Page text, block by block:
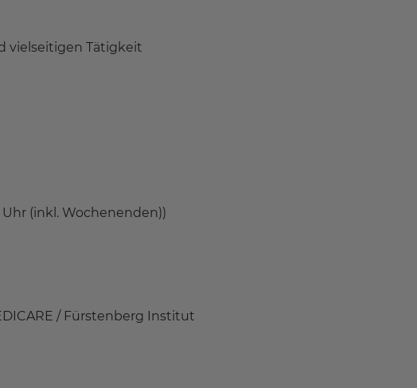
vielseitigen Tätigkeit
(inkl. Wochenenden))
/ Fürstenberg Institut